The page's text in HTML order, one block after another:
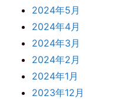
2024年5月
2024年4月
2024年3月
2024年2月
2024年1月
2023年12月